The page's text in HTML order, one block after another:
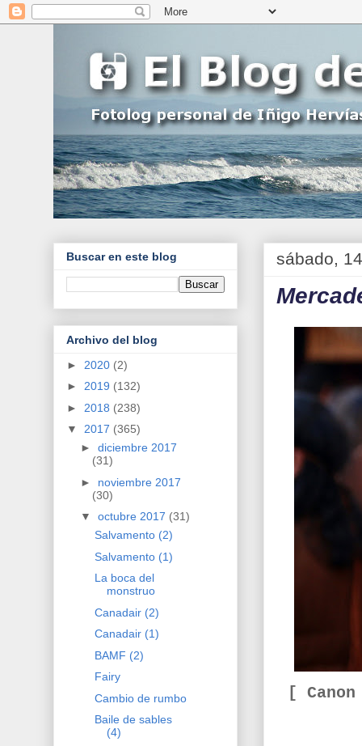
sábado,
[
Buscar en este blog
Archivo del blog
► 2020 (2)
► 2019 (132)
► 2018 (238)
▼ 2017 (365)
► diciembre 2017
(31)
► noviembre 2017
(30)
▼ octubre 2017 (31)
Salvamento (2)
Salvamento (1)
La boca del
monstruo
Canadair (2)
Canadair (1)
BAMF (2)
Fairy
Cambio de rumbo
Baile de sables
(4)